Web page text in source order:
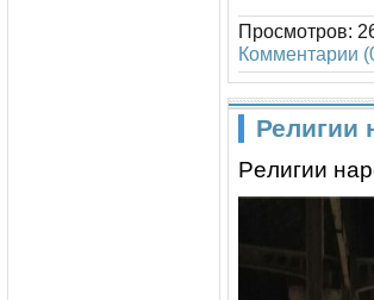
Просмотров:
Комментарии
Религии
Рeлигии